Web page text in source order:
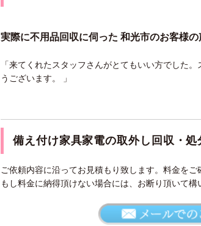
実際に不用品回収に伺った 和光市のお客様の
「来てくれたスタッフさんがとてもいい方でした
うございます。 」
備え付け家具家電の取外し回収・
ご依頼内容に沿ってお見積もり致します。料金を
もし料金に納得頂けない場合には、お断り頂いて構